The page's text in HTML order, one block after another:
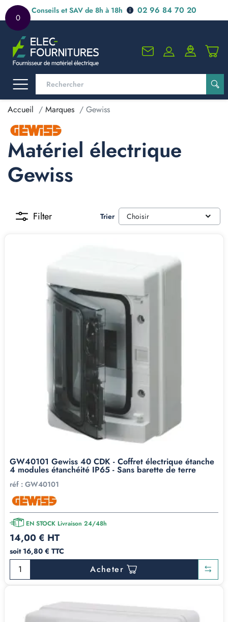
0
Conseils et SAV de 8h à 18h 02 96 84 70 20
Accueil Marques Gewiss
Matériel électrique
Gewiss
Filter Trier Choisir
GW40101 Gewiss 40 CDK - Coffret électrique étanche
4 modules étanchéité IP65 - Sans barette de terre
réf : GW40101
EN STOCK Livraison 24/48h
14,00 € HT
soit 16,80 € TTC
Acheter